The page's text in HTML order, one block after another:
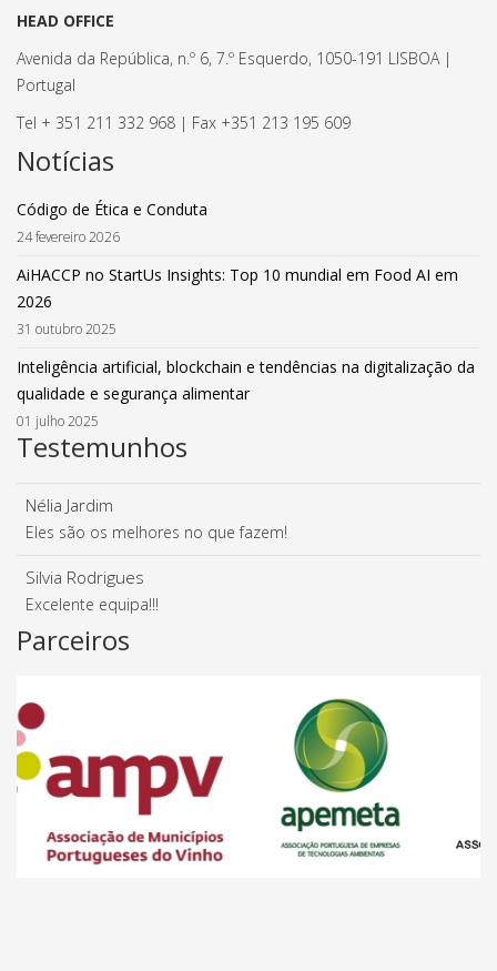
HEAD OFFICE
Avenida da República, n.º 6, 7.º Esquerdo, 1050-191 LISBOA |
Portugal
Tel + 351 211 332 968 | Fax +351 213 195 609
Notícias
Código de Ética e Conduta
24 fevereiro 2026
AiHACCP no StartUs Insights: Top 10 mundial em Food AI em
2026
31 outubro 2025
Inteligência artificial, blockchain e tendências na digitalização da
qualidade e segurança alimentar
01 julho 2025
Testemunhos
Nélia Jardim
Eles são os melhores no que fazem!
Silvia Rodrigues
Excelente equipa!!!
Parceiros